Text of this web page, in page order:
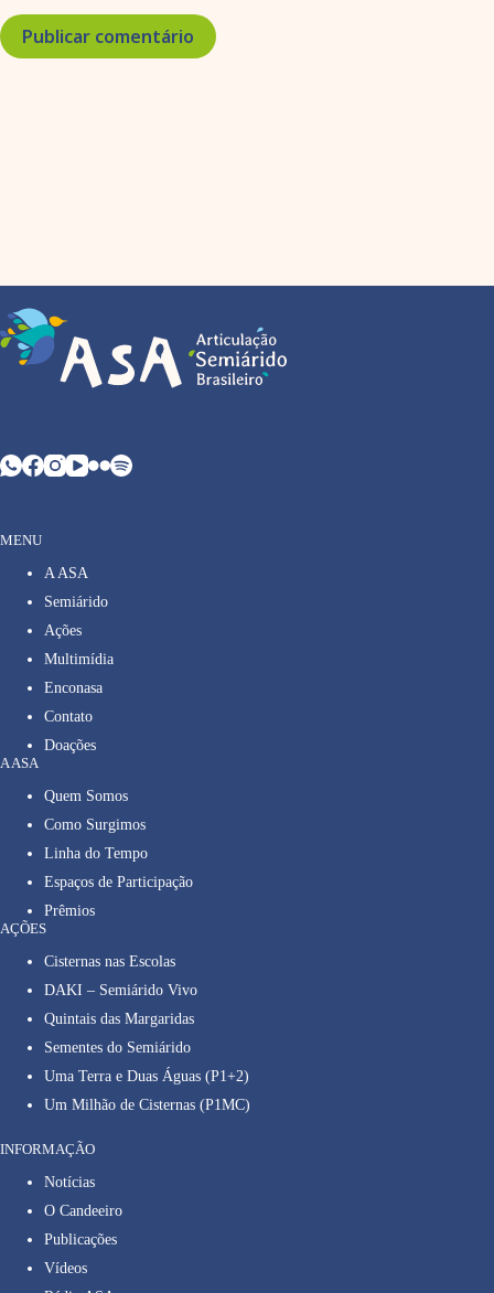
Publicar comentário
MENU
A ASA
Semiárido
Ações
Multimídia
Enconasa
Contato
Doações
A ASA
Quem Somos
Como Surgimos
Linha do Tempo
Espaços de Participação
Prêmios
AÇÕES
Cisternas nas Escolas
DAKI – Semiárido Vivo
Quintais das Margaridas
Sementes do Semiárido
Uma Terra e Duas Águas (P1+2)
Um Milhão de Cisternas (P1MC)
INFORMAÇÃO
Notícias
O Candeeiro
Publicações
Vídeos